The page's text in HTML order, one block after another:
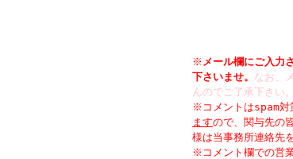
※ メール欄にご入力
下さいませ。 なお、
んのでご了承下さい。
※コメントはspam対
ますので、関与先の
様は当事務所連絡先
※コメント欄での営